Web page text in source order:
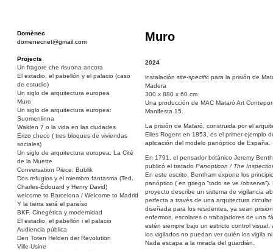
Domènec
domenecnet@gmail.com
Projects
Un fragore che risuona ancora
El estadio, el pabellón y el palacio (caso
de estudio)
Un siglo de arquitectura europea
Muro
Un siglo de arquitectura europea:
Suomenlinna
Walden 7 o la vida en las ciudades
Erizo checo ( tres bloques de viviendas
sociales)
Un siglo de arquitectura europea: La Cité
de la Muette
Conversation Piece: Bublik
Dos refugios y el miembro fantasma (Ted,
Charles-Édouard y Henry David)
welcome to Barcelona / Welcome to Madrid
Y la tierra será el paraíso
BKF. Cinegética y modernidad
El estadio, el pabellón i el palacio
Audiencia pública
Den Toten Helden der Revolution
Ville-Usine
Muro
2024
instalación site-specific para la prisión de
Madera
300 x 880 x 60 cm
Una producción de MAC Mataró Art
Manifesta 15.
La prisión de Mataró, construida por el
Elies Rogent en 1853, es el primer ejemplo
aplicación del modelo panóptico de España.
En 1791, el pensador británico Jeremy
publicó el tratado Panopticon / The
En este escrito, Bentham expone los
panóptico ( en griego “todo se ve /observa”).
proyecto describe un sistema de vigilancia
perfecta a través de una arquitectura circular
diseñada para los residentes, ya sean
enfermos, escolares o trabajadores de una
estén siempre bajo un estricto control visual,
los vigilados no puedan ver quién los vigila
Nada escapa a la mirada del guardián.